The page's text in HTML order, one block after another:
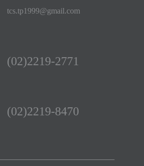
tcs.tp1999@gmail.com
(02)2219-2771
(02)2219-8470